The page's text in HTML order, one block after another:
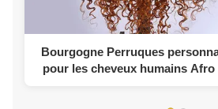
Bourgogne Perruques
pour les cheveux humains